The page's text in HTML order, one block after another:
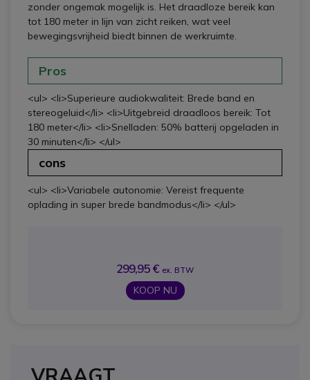
zonder ongemak mogelijk is. Het draadloze bereik kan
tot 180 meter in lijn van zicht reiken, wat veel
bewegingsvrijheid biedt binnen de werkruimte.
Pros
<ul> <li>Superieure audiokwaliteit: Brede band en
stereogeluid</li> <li>Uitgebreid draadloos bereik: Tot
180 meter</li> <li>Snelladen: 50% batterij opgeladen in
30 minuten</li> </ul>
cons
<ul> <li>Variabele autonomie: Vereist frequente
oplading in super brede bandmodus</li> </ul>
299,95 € ex. BTW
KOOP NU
VRAAGT